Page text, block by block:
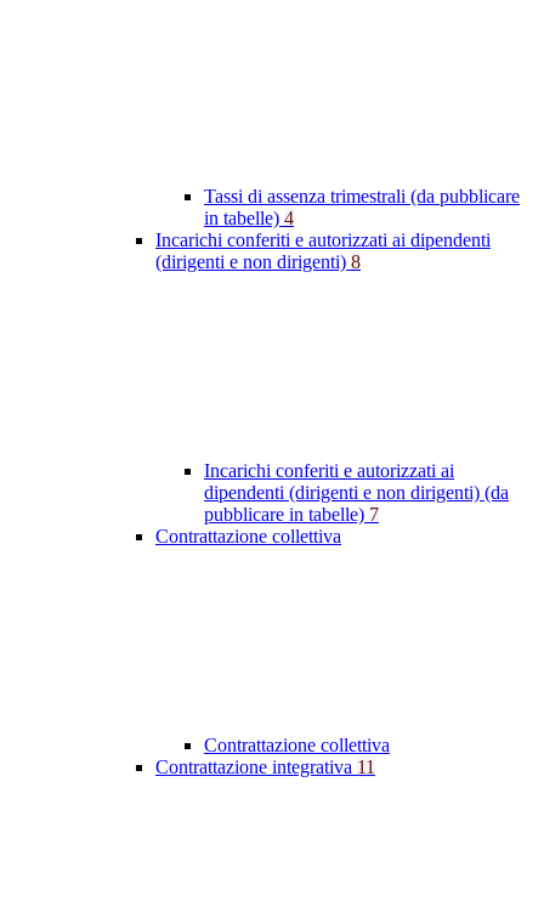
Tassi di assenza trimestrali (da pubblicare
in tabelle) 4
Incarichi conferiti e autorizzati ai dipendenti
(dirigenti e non dirigenti) 8
Incarichi conferiti e autorizzati ai
dipendenti (dirigenti e non dirigenti) (da
pubblicare in tabelle) 7
Contrattazione collettiva
Contrattazione collettiva
Contrattazione integrativa 11